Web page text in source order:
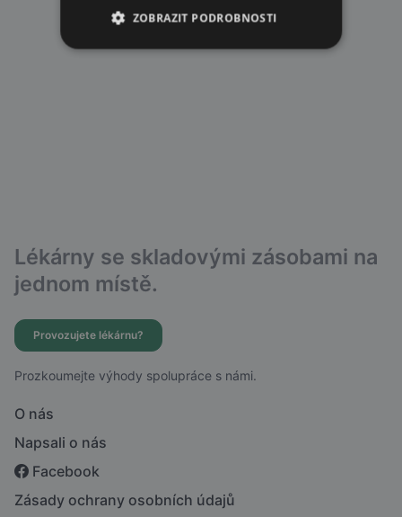
Lékárny se skladovými zásobami na
jednom místě.
Provozujete lékárnu?
Prozkoumejte výhody spolupráce s námi.
O nás
Napsali o nás
Facebook
Zásady ochrany osobních údajů
ZOBRAZIT PODROBNOSTI